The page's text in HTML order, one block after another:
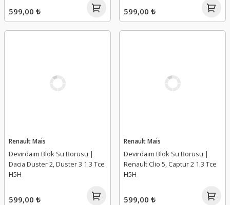
599,00 ₺ 599,00 ₺
Renault Mais
Devirdaim Blok Su Borusu |
Dacia Duster 2, Duster 3 1.3 Tce
H5H
599,00 ₺
Renault Mais
Devirdaim Blok Su Borusu |
Renault Clio 5, Captur 2 1.3 Tce
H5H
599,00 ₺